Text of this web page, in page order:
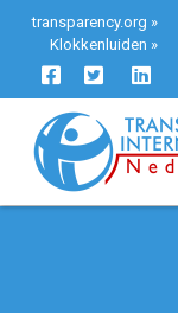
transparency.org »
Klokkenluiden »